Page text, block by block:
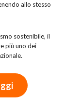
allo stesso
sostenibile, il
più uno dei